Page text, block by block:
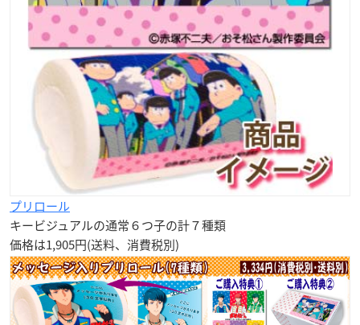
プリロール
キービジュアルの通常６つ子の計７種類
価格は1,905円(送料、消費税別)